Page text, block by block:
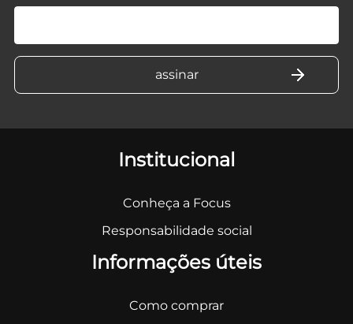
Institucional
Conheça a Focus
Responsabilidade social
Informações úteis
Como comprar